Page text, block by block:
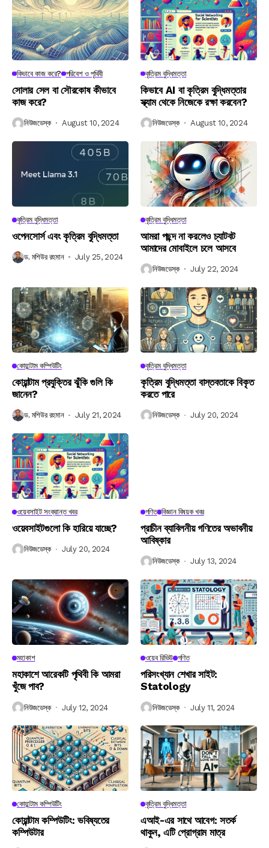
কিভাবে কাজ করে? পরিবেশ ও পৃথিবী
সোলার সেল বা সৌরকোষ কীভাবে
কাজ করে?
নিউজডেস্ক August 10, 2024
কৃত্রিম বুদ্ধিমত্তা
কিভাবে AI বা কৃত্রিম বুদ্ধিমত্তার
স্ক্যাম থেকে নিজেকে রক্ষা করবেন?
নিউজডেস্ক August 10, 2024
কৃত্রিম বুদ্ধিমত্তা
ওপেনসোর্স এবং কৃত্রিম বুদ্ধিমত্তা
ড. মশিউর রহমান July 25, 2024
কৃত্রিম বুদ্ধিমত্তা
আমরা পছন্দ না করলেও চ্যাটবট
আমাদের মোবাইলে চলে আসবে
নিউজডেস্ক July 22, 2024
কোয়ান্টাম কম্পিউটিং
কোয়ান্টাম প্রযুক্তির ঝুঁকি গুলি কি
জানেন?
ড. মশিউর রহমান July 21, 2024
কৃত্রিম বুদ্ধিমত্তা
কৃত্রিম বুদ্ধিমত্তা বাস্তবতাকে বিকৃত
করতে পারে
নিউজডেস্ক July 20, 2024
ওয়েবসাইট সংক্রান্ত খবর
ওয়েবসাইটগুলো কি হারিয়ে যাচ্ছে?
নিউজডেস্ক July 20, 2024
গণিত বিজ্ঞান বিষয়ক খবর
প্রাচীন ব্যাবিলনীয় গণিতের অভাবনীয়
আবিষ্কার
নিউজডেস্ক July 13, 2024
মহাকাশ
মহাকাশে আরেকটি পৃথিবী কি আমরা
খুঁজে পাব?
নিউজডেস্ক July 12, 2024
ওয়েব রিভিউ গণিত
পরিসংখ্যান শেখার সাইট:
Statology
নিউজডেস্ক July 11, 2024
কোয়ান্টাম কম্পিউটিং
কোয়ান্টাম কম্পিউটিং: ভবিষ্যতের
কম্পিউটার
কৃত্রিম বুদ্ধিমত্তা
এআই-এর সাথে আবেগ: সতর্ক
থাকুন, এটি প্রোগ্রাম মাত্র